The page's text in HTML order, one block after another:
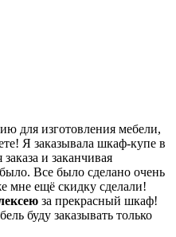
для изготовления мебели,
Я заказывала шкаф-купе в
и заканчивая
Все было сделано очень
мне ещё скидку сделали!
за прекрасный шкаф!
буду заказывать только